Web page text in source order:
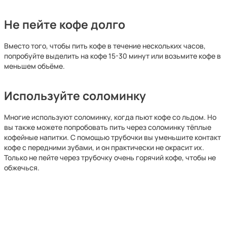
Не пейте кофе долго
Вместо того, чтобы пить кофе в течение нескольких часов,
попробуйте выделить на кофе 15-30 минут или возьмите кофе в
меньшем объёме.
Используйте соломинку
Многие используют соломинку, когда пьют кофе со льдом. Но
вы также можете попробовать пить через соломинку тёплые
кофейные напитки. С помощью трубочки вы уменьшите контакт
кофе с передними зубами, и он практически не окрасит их.
Только не пейте через трубочку очень горячий кофе, чтобы не
обжечься.